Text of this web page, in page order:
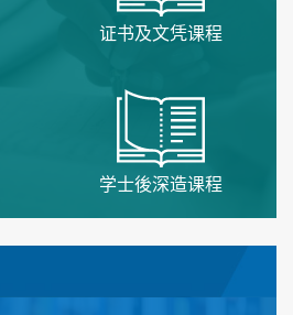
证书及文凭课程
学士後深造课程